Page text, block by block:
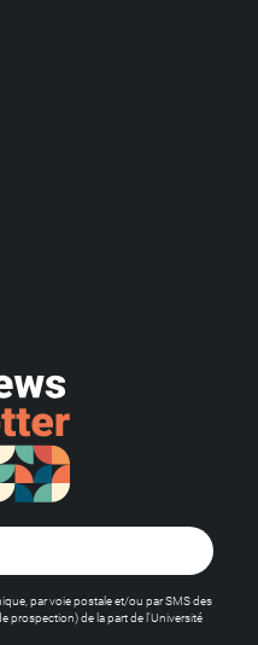
par voie postale et/ou par SMS des
prospection) de la part de l'Université